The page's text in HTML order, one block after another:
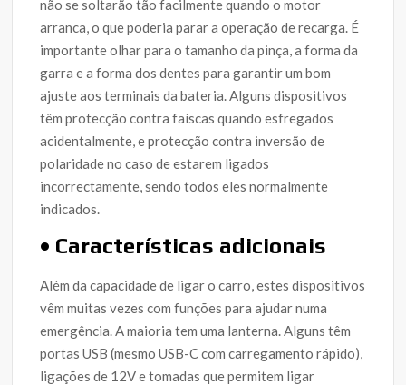
não se soltarão tão facilmente quando o motor
arranca, o que poderia parar a operação de recarga. É
importante olhar para o tamanho da pinça, a forma da
garra e a forma dos dentes para garantir um bom
ajuste aos terminais da bateria. Alguns dispositivos
têm protecção contra faíscas quando esfregados
acidentalmente, e protecção contra inversão de
polaridade no caso de estarem ligados
incorrectamente, sendo todos eles normalmente
indicados.
• Características adicionais
Além da capacidade de ligar o carro, estes dispositivos
vêm muitas vezes com funções para ajudar numa
emergência. A maioria tem uma lanterna. Alguns têm
portas USB (mesmo USB-C com carregamento rápido),
ligações de 12V e tomadas que permitem ligar